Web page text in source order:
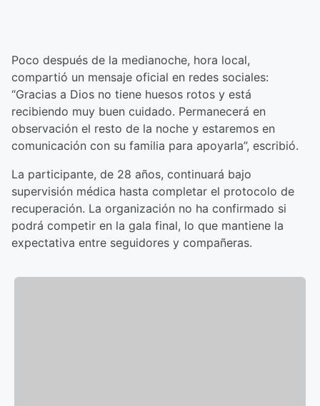
Poco después de la medianoche, hora local,
compartió un mensaje oficial en redes sociales:
“Gracias a Dios no tiene huesos rotos y está
recibiendo muy buen cuidado. Permanecerá en
observación el resto de la noche y estaremos en
comunicación con su familia para apoyarla”, escribió.
La participante, de 28 años, continuará bajo
supervisión médica hasta completar el protocolo de
recuperación. La organización no ha confirmado si
podrá competir en la gala final, lo que mantiene la
expectativa entre seguidores y compañeras.